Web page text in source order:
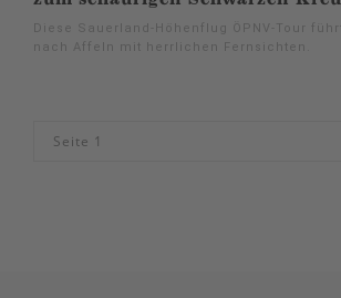
Diese Sauerland-Höhenflug ÖPNV-Tour
nach Affeln mit herrlichen Fernsichten.